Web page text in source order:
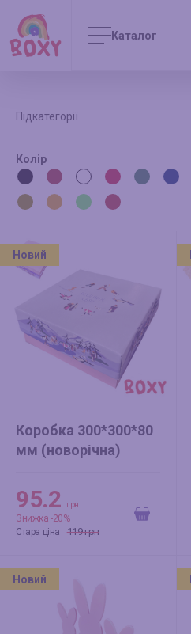
Каталог
Підкатегорії
Колір
Новий
Коробка 300*300*80
мм (новорічна)
95.2 грн
Знижка -20%
Стара ціна
119 грн
Новий